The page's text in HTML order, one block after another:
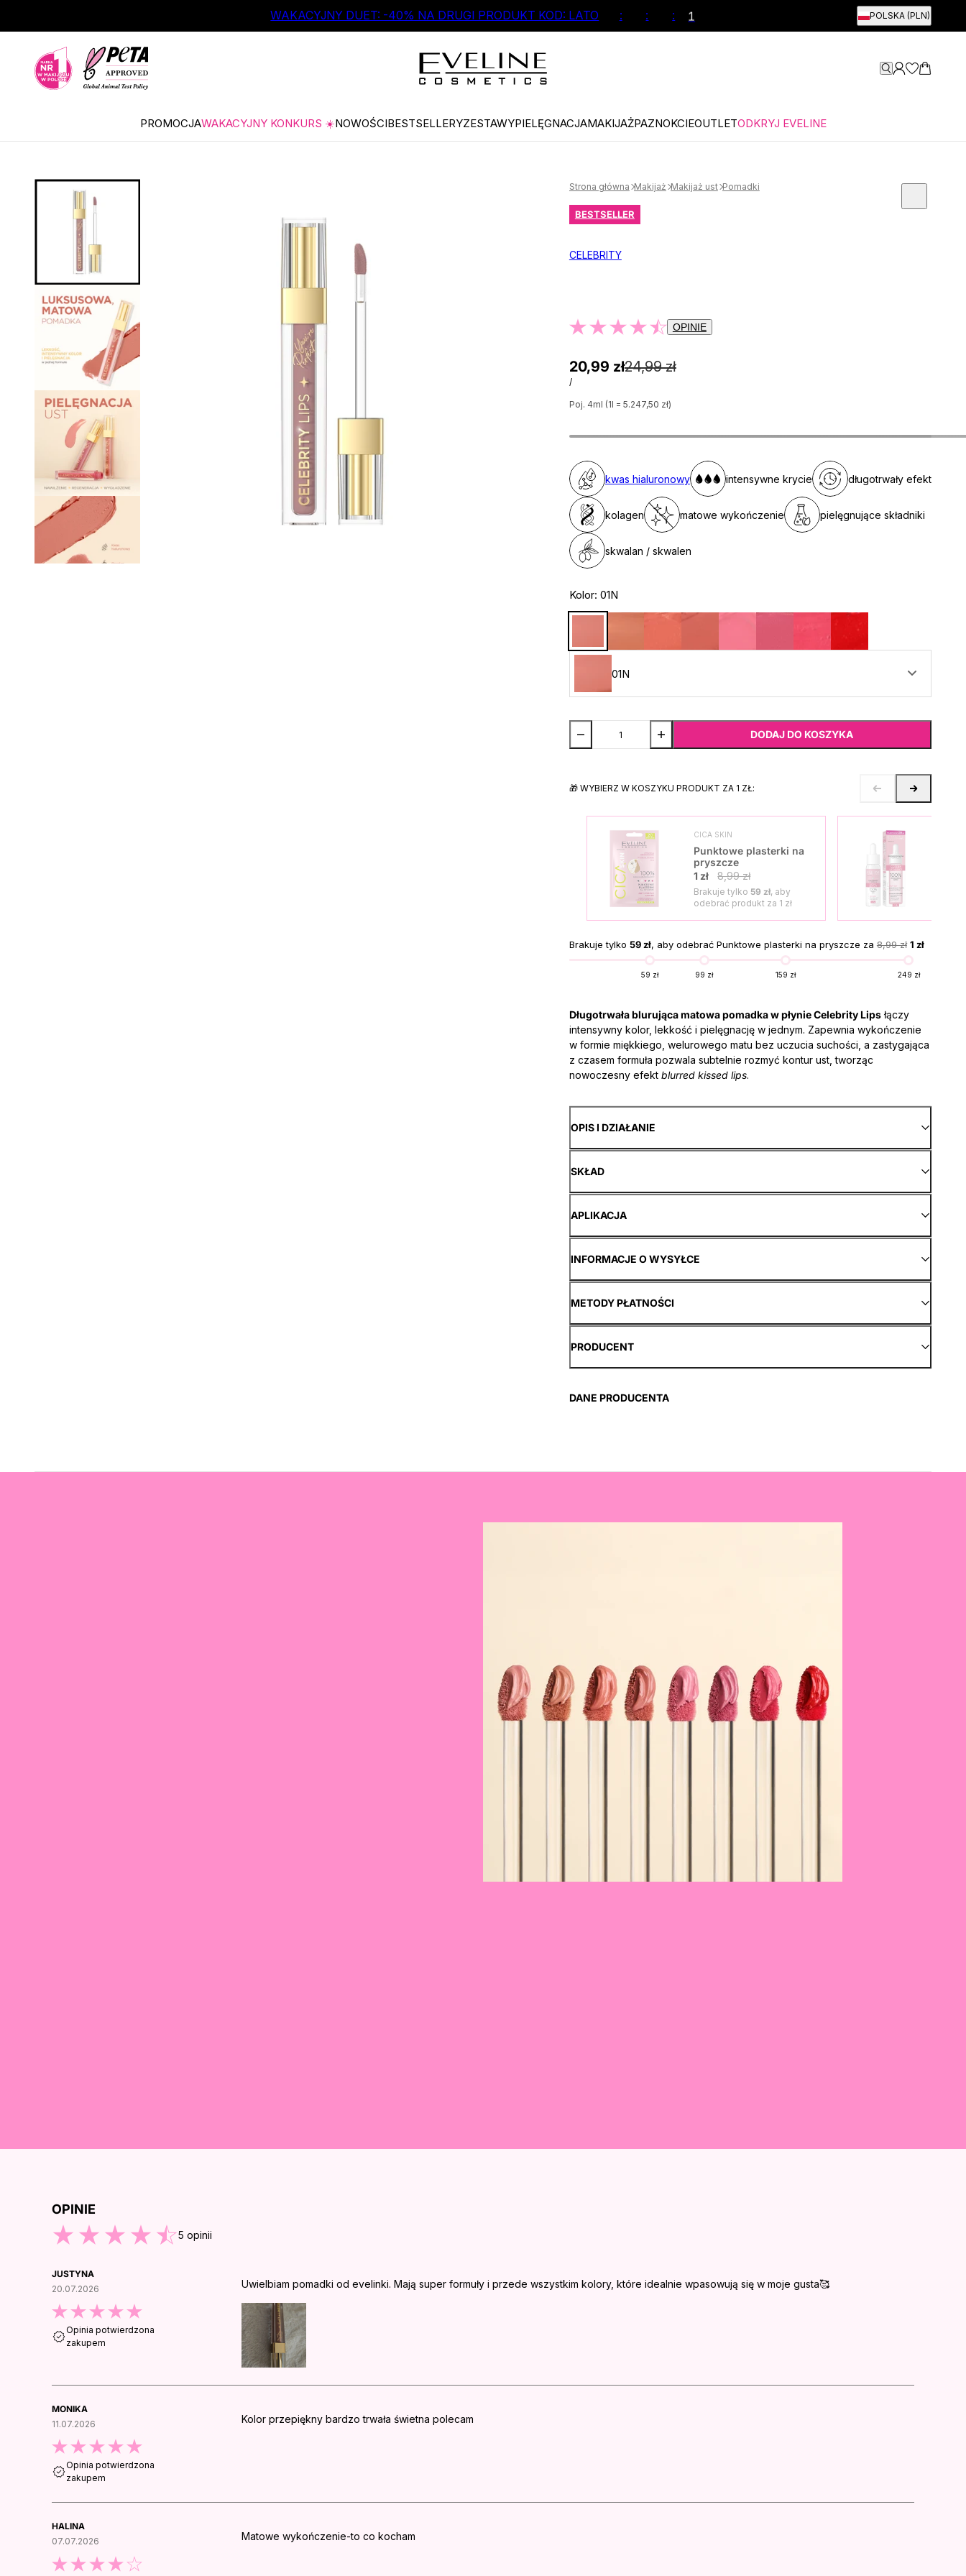
WAKACYJNY DUET: -40% NA DRUGI PRODUKT KOD: LATO : : : 0 POLSKA (PLN)
PROMOCJAWAKACYJNY KONKURS ☀️NOWOŚCIBESTSELLERYZESTAWYPIELĘGNACJAMAKIJAŻPAZNOKCIEOUTLETODKRYJ EVELINE
Strona główna Makijaż Makijaż ust Pomadki
BESTSELLER
CELEBRITY
OPINIE
20,99 zł24,99 zł
/
Poj. 4ml (1l = 5.247,50 zł)
długotrwały efekt
intensywne krycie
kolagen
kwas hialuronowy
matowe wykończenie pielęgnujące składniki
skwalan / skwalen
Kolor: 01N
01N
DODAJ DO KOSZYKA
🎁 WYBIERZ W KOSZYKU PRODUKT ZA 1 ZŁ:
CICA SKIN
Punktowe plasterki na
pryszcze
1 zł
8,99 zł
Brakuje tylko 59 zł, aby
odebrać produkt za 1 zł
Brakuje tylko 59 zł, aby odebrać Punktowe plasterki na pryszcze za 8,99 zł 1 zł
59 zł 99 zł 159 zł 249 zł
Długotrwała blurująca matowa pomadka w płynie Celebrity Lipsłączy
intensywny kolor, lekkość i pielęgnację w jednym. Zapewnia wykończenie
w formie miękkiego, welurowego matu bez uczucia suchości, a zastygająca
z czasem formuła pozwala subtelnie rozmyć kontur ust, tworząc
nowoczesny efekt blurred kissed lips.
OPIS I DZIAŁANIE
SKŁAD
APLIKACJA
INFORMACJE O WYSYŁCE
METODY PŁATNOŚCI
PRODUCENT
DANE PRODUCENTA
DO KOŃCA OPINII
OPINIE
5 opinii
JUSTYNA
20.07.2026
Opinia potwierdzona
zakupem
Uwielbiam pomadki od evelinki. Mają super formuły i przede wszystkim kolory, które idealnie wpasowują się w moje gusta🥰
MONIKA
11.07.2026
Opinia potwierdzona
zakupem
Kolor przepiękny bardzo trwała świetna polecam
HALINA
07.07.2026
Matowe wykończenie-to co kocham